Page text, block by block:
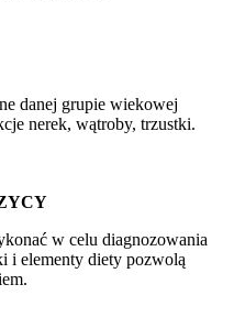
danej grupie wiekowej
nerek, wątroby, trzustki.
w celu diagnozowania
i elementy diety pozwolą